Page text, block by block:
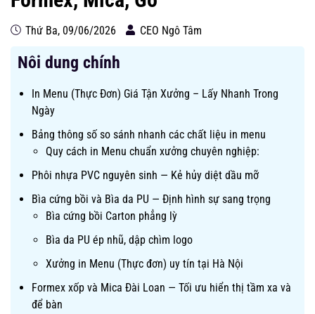
Thứ Ba, 09/06/2026 CEO Ngô Tâm
Nôi dung chính
In Menu (Thực Đơn) Giá Tận Xưởng – Lấy Nhanh Trong
Ngày
Bảng thông số so sánh nhanh các chất liệu in menu
Quy cách in Menu chuẩn xưởng chuyên nghiệp:
Phôi nhựa PVC nguyên sinh — Kẻ hủy diệt dầu mỡ
Bìa cứng bồi và Bìa da PU — Định hình sự sang trọng
Bìa cứng bồi Carton phẳng lỳ
Bìa da PU ép nhũ, dập chìm logo
Xưởng in Menu (Thực đơn) uy tín tại Hà Nội
Formex xốp và Mica Đài Loan — Tối ưu hiển thị tầm xa và
để bàn